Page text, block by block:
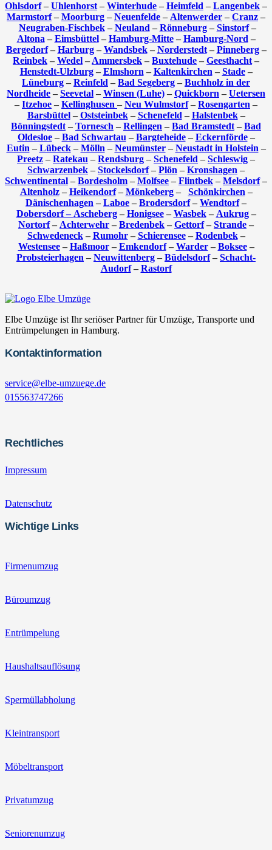
Ohlsdorf– Uhlenhorst – Winterhude – Heimfeld – Langenbek –
Marmstorf– Moorburg – Neuenfelde – Altenwerder – Cranz –
Neugraben-Fischbek– Neuland – Rönneburg– Sinstorf–
Altona – Eimsbüttel– Hamburg-Mitte– Hamburg-Nord –
Bergedorf– Harburg– Wandsbek– Norderstedt– Pinneberg–
Reinbek – Wedel – Ammersbek – Buxtehude – Geesthacht –
Henstedt-Ulzburg– Elmshorn – Kaltenkirchen – Stade–
Lüneburg – Reinfeld – Bad Segeberg – Buchholz in der
Nordheide – Seevetal – Winsen (Luhe) – Quickborn – Uetersen
– Itzehoe – Kellinghusen – Neu Wulmstorf– Rosengarten –
Barsbüttel– Oststeinbek– Schenefeld – Halstenbek–
Bönningstedt – Tornesch – Rellingen – Bad Bramstedt – Bad
Oldesloe– Bad Schwartau – Bargteheide– Eckernförde–
Eutin – Lübeck– Mölln – Neumünster– Neustadt in Holstein –
Preetz – Ratekau – Rendsburg – Schenefeld – Schleswig –
Schwarzenbek – Stockelsdorf– Plön – Kronshagen –
Schwentinental – Bordesholm – Molfsee – Flintbek – Melsdorf–
Altenholz– Heikendorf– Mönkeberg– Schönkirchen –
Dänischenhagen – Laboe – Brodersdorf– Wendtorf–
Dobersdorf – Ascheberg– Honigsee– Wasbek– Aukrug–
Nortorf– Achterwehr – Bredenbek – Gettorf– Strande –
Schwedeneck– Rumohr– Schierensee– Rodenbek–
Westensee– Haßmoor– Emkendorf– Warder– Boksee–
Probsteierhagen – Neuwittenberg – Büdelsdorf– Schacht-
Audorf– Rastorf
Elbe Umzüge ist Ihr seriöser Partner für Umzüge, Transporte und
Entrümpelungen in Hamburg.
Kontaktinformation
service@elbe-umzuege.de
015563747266
Rechtliches
Impressum
Datenschutz
Wichtige Links
Firmenumzug
Büroumzug
Entrümpelung
Haushaltsauflösung
Spermüllabholung
Kleintransport
Möbeltransport
Privatumzug
Seniorenumzug